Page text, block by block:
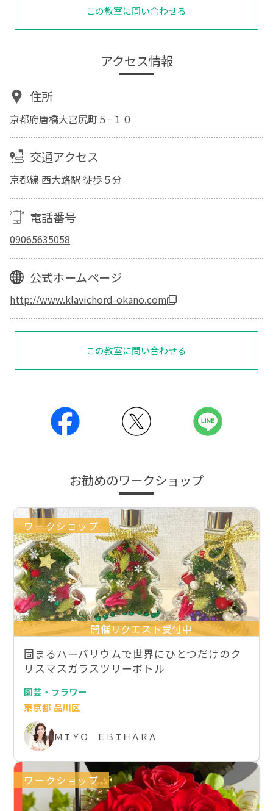
この教室に問い合わせる
アクセス情報
住所
京都府唐橋大宮尻町５−１０
交通アクセス
京都線 西大路駅 徒歩５分
電話番号
09065635058
公式ホームページ
http://www.klavichord-okano.com
この教室に問い合わせる
お勧めのワークショップ
ワークショップ
開催リクエスト受付中
固まるハーバリウムで世界にひとつだけのク
リスマスガラスツリーボトル
園芸・フラワー
東京都 品川区
ＭＩＹＯ ＥＢＩＨＡＲＡ
ワークショップ